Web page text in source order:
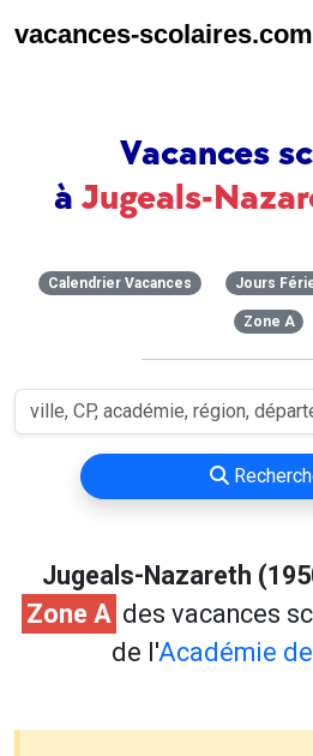
vacances-scolaires.com
Vacances
à Jugeals-
Calendrier Vacances Jours
Zone A
Jugeals-Nazareth
Zone A des vacances
de l'Académie